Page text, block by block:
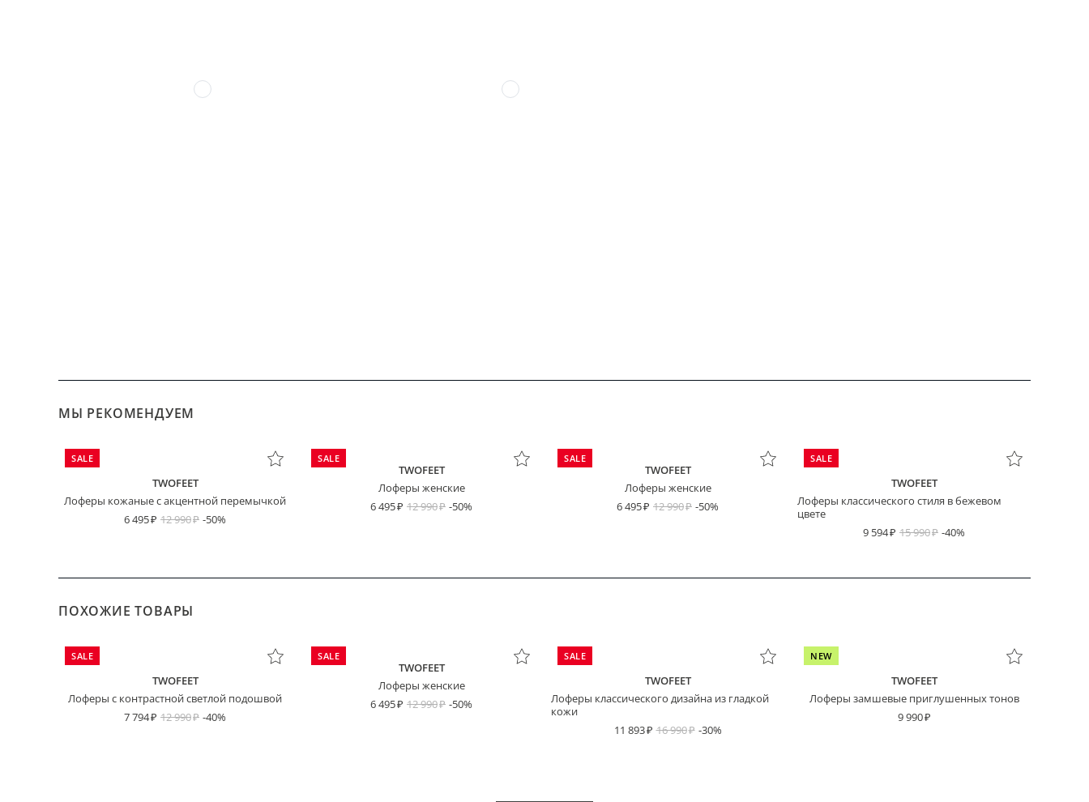
МЫ РЕКОМЕНДУЕМ
SALE
TWOFEET
Лоферы кожаные с акцентной перемычкой
6 495
12 990 -50%
SALE
TWOFEET
Лоферы женские
6 495
12 990 -50%
SALE
TWOFEET
Лоферы женские
6 495
12 990 -50%
SALE
TWOFEET
Лоферы классического стиля в бежевом
цвете
9 594
15 990 -40%
ПОХОЖИЕ ТОВАРЫ
SALE
TWOFEET
Лоферы с контрастной светлой подошвой
7 794
12 990 -40%
SALE
TWOFEET
Лоферы женские
6 495
12 990 -50%
SALE
TWOFEET
Лоферы классического дизайна из гладкой
кожи
11 893
16 990 -30%
NEW
TWOFEET
Лоферы замшевые приглушенных тонов
9 990